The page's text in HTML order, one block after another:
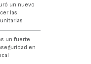
un nuevo
las
un fuerte
en